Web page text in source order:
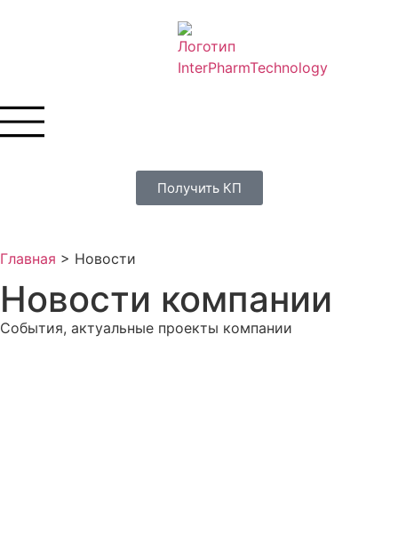
Получить КП
Главная > Новости
Новости компании
События, актуальные проекты компании